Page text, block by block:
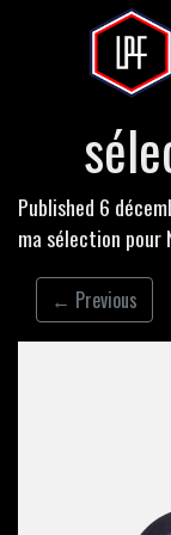
Published 6
ma sélection pour
← Previous